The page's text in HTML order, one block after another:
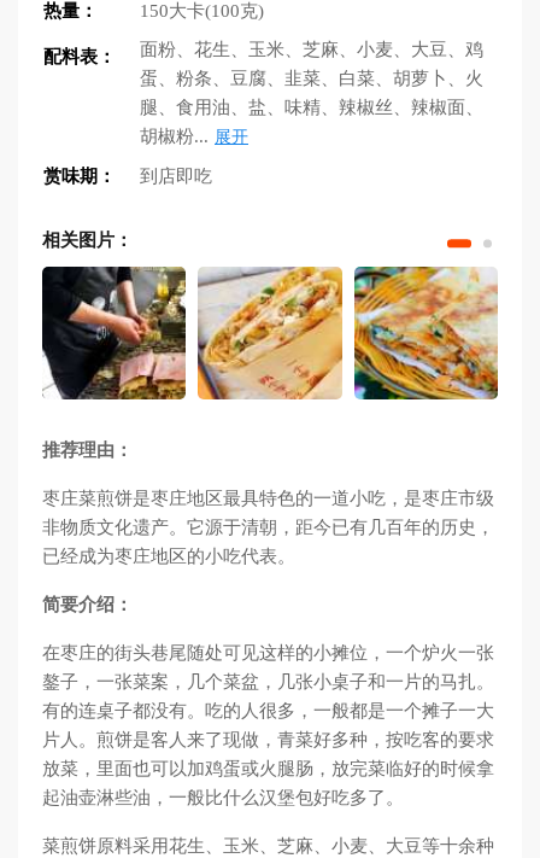
热量： 150大卡(100克)
配料表：
面粉、花生、玉米、芝麻、小麦、大豆、鸡
蛋、粉条、豆腐、韭菜、白菜、胡萝卜、火
腿、食用油、盐、味精、辣椒丝、辣椒面、
胡椒粉... 展开
赏味期： 到店即吃
相关图片：
推荐理由：
枣庄菜煎饼是枣庄地区最具特色的一道小吃，是枣庄市级
非物质文化遗产。它源于清朝，距今已有几百年的历史，
已经成为枣庄地区的小吃代表。
简要介绍：
在枣庄的街头巷尾随处可见这样的小摊位，一个炉火一张
鏊子，一张菜案，几个菜盆，几张小桌子和一片的马扎。
有的连桌子都没有。吃的人很多，一般都是一个摊子一大
片人。煎饼是客人来了现做，青菜好多种，按吃客的要求
放菜，里面也可以加鸡蛋或火腿肠，放完菜临好的时候拿
起油壶淋些油，一般比什么汉堡包好吃多了。
菜煎饼原料采用花生、玉米、芝麻、小麦、大豆等十余种